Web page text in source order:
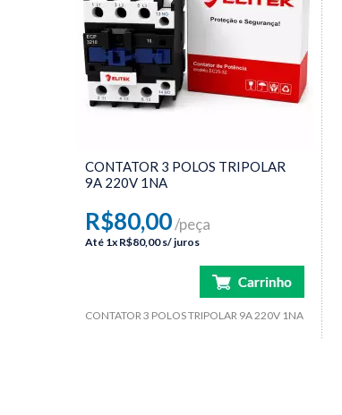
CONTATOR 3 POLOS TRIPOLAR
9A 220V 1NA
R$80,00/peça
Até 1x R$80,00s/ juros
CONTATOR 3 POLOS TRIPOLAR 9A 220V 1NA